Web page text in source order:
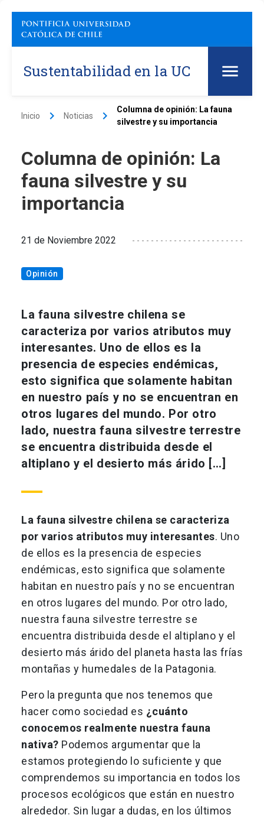
Sustentabilidad en la UC
Inicio keyboard_arrow_right Noticias keyboard_arrow_right
Columna de opinión: La fauna
silvestre y su importancia
Columna de opinión: La
fauna silvestre y su
importancia
21 de Noviembre 2022
Opinión
La fauna silvestre chilena se
caracteriza por varios atributos muy
interesantes. Uno de ellos es la
presencia de especies endémicas,
esto significa que solamente habitan
en nuestro país y no se encuentran en
otros lugares del mundo. Por otro
lado, nuestra fauna silvestre terrestre
se encuentra distribuida desde el
altiplano y el desierto más árido […]
La fauna silvestre chilena se caracteriza
por varios atributos muy interesantes. Uno
de ellos es la presencia de especies
endémicas, esto significa que solamente
habitan en nuestro país y no se encuentran
en otros lugares del mundo. Por otro lado,
nuestra fauna silvestre terrestre se
encuentra distribuida desde el altiplano y el
desierto más árido del planeta hasta las frías
montañas y humedales de la Patagonia.
Pero la pregunta que nos tenemos que
hacer como sociedad es ¿cuánto
conocemos realmente nuestra fauna
nativa? Podemos argumentar que la
estamos protegiendo lo suficiente y que
comprendemos su importancia en todos los
procesos ecológicos que están en nuestro
alrededor. Sin lugar a dudas, en los últimos